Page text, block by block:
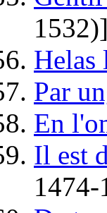
1532)]
Helas
Par
En
Il est